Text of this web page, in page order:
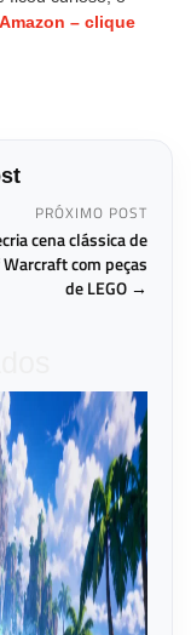
– clique
PRÓXIMO POST
cena clássica de
com peças
de LEGO →